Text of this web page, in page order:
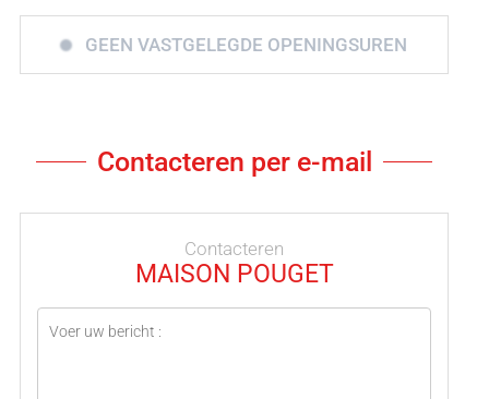
GEEN VASTGELEGDE OPENINGSUREN
Contacteren per e-mail
Contacteren
MAISON POUGET